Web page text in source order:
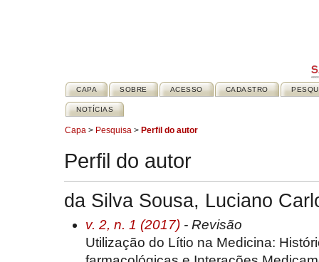
CAPA SOBRE ACESSO CADASTRO
NOTÍCIAS
Capa > Pesquisa > Perfil do autor
Perfil do autor
da Silva Sousa, Luciano
v. 2, n. 1 (2017) - Revisão
Utilização do Lítio na Medicina: